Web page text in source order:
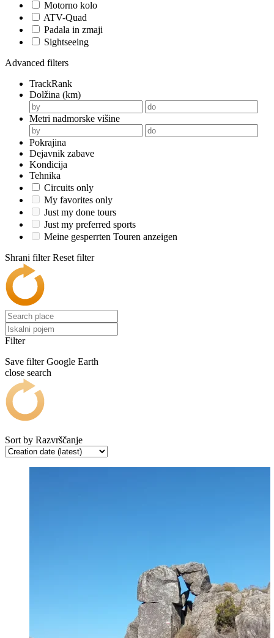
Motorno kolo
ATV-Quad
Padala in zmaji
Sightseeing
Advanced filters
TrackRank
Dolžina (km)
Metri nadmorske višine
Pokrajina
Dejavnik zabave
Kondicija
Tehnika
Circuits only
My favorites only
Just my done tours
Just my preferred sports
Meine gesperrten Touren anzeigen
Shrani filter Reset filter
Filter
Save filter Google Earth
close search
Sort by Razvrščanje